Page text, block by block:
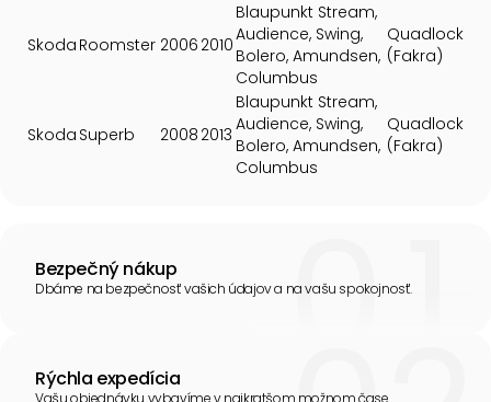
Skoda Roomster 2006 2010
Blaupunkt Stream,
Audience, Swing,
Bolero, Amundsen,
Columbus
Quadlock
(Fakra)
Skoda Superb 2008 2013
Blaupunkt Stream,
Audience, Swing,
Bolero, Amundsen,
Columbus
Quadlock
(Fakra)
Bezpečný nákup
Dbáme na bezpečnosť vašich údajov a na vašu spokojnosť.
Rýchla expedícia